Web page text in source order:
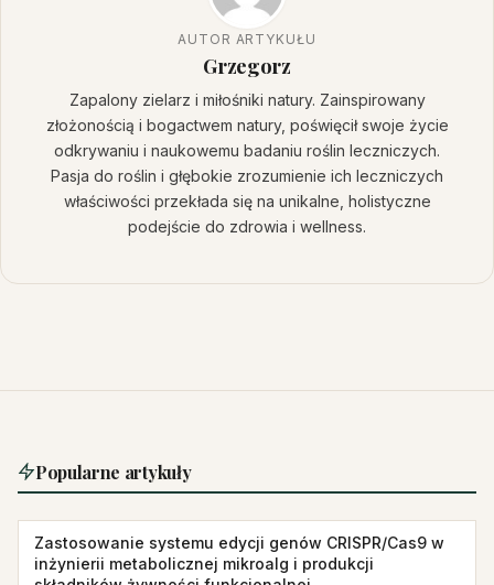
AUTOR ARTYKUŁU
Grzegorz
Zapalony zielarz i miłośniki natury. Zainspirowany
złożonością i bogactwem natury, poświęcił swoje życie
odkrywaniu i naukowemu badaniu roślin leczniczych.
Pasja do roślin i głębokie zrozumienie ich leczniczych
właściwości przekłada się na unikalne, holistyczne
podejście do zdrowia i wellness.
Popularne artykuły
Zastosowanie systemu edycji genów CRISPR/Cas9 w
inżynierii metabolicznej mikroalg i produkcji